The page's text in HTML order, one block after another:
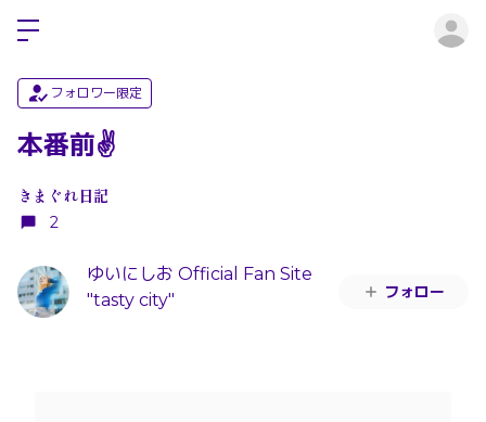
フォロワー限定
本番前✌️
きまぐれ日記
2
ゆいにしお Official Fan Site
"tasty city"
フォロー